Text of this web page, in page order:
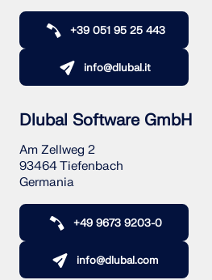
+39 051 95 25 443
info@dlubal.it
Dlubal Software GmbH
Am Zellweg 2
93464 Tiefenbach
Germania
+49 9673 9203-0
info@dlubal.com